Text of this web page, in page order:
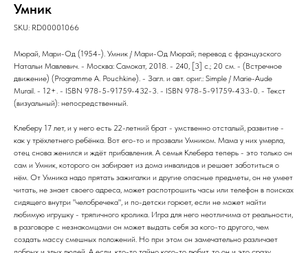
Умник
SKU: RD00001066
Мюрай, Мари-Од (1954-). Умник / Мари-Од Мюрай; перевод с французского
Натальи Мавлевич. - Москва: Самокат, 2018. - 240, [3] с.; 20 см. - (Встречное
движение) (Programme A. Pouchkine). - Загл. и авт. ориг.: Simple / Marie-Aude
Murail. - 12+. - ISBN 978-5-91759-432-3. - ISBN 978-5-91759-433-0. - Текст
(визуальный): непосредственный.
Клеберу 17 лет, и у него есть 22-летний брат - умственно отсталый, развитие -
как у трёхлетнего ребёнка. Вот его-то и прозвали Умником. Мама у них умерла,
отец снова женился и ждёт прибавления. А семья Клебера теперь - это только он
сам и Умник, которого он забирает из дома инвалидов и решает заботиться о
нём. От Умника надо прятать зажигалки и другие опасные предметы, он не умеет
читать, не знает своего адреса, может распотрошить часы или телефон в поисках
сидящего внутри "челобречека", и по-детски горюет, если не может найти
любимую игрушку - тряпичного кролика. Игра для него неотличима от реальности,
в разговоре с незнакомцами он может выдать себя за кого-то другого, чем
создать массу смешных положений. Но при этом он замечательно различает